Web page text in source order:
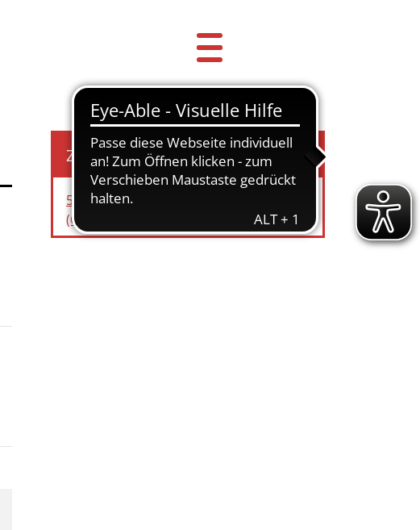
Zuständige Einrichtung
51-1 Zentrale Dienste - Elternbeiträge
(OGS)